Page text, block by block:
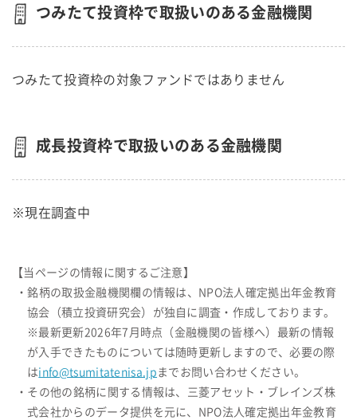
つみたて投資枠で取扱いのある金融機関
つみたて投資枠の対象ファンドではありません
成長投資枠で取扱いのある金融機関
※現在調査中
【当ページの情報に関するご注意】
・銘柄の取扱金融機関欄の情報は、NPO法人確定拠出年金教育
協会（積立投資研究会）が独自に調査・作成しております。
※最新更新2026年7月時点（金融機関の皆様へ）最新の情報
が入手できたものについては随時更新しますので、必要の際
はinfo@tsumitatenisa.jp までお問い合わせください。
・その他の銘柄に関する情報は、三菱アセット・ブレインズ株
式会社からのデータ提供を元に、NPO法人確定拠出年金教育